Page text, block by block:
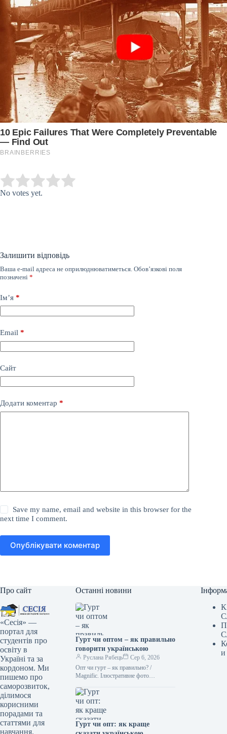
Rate this item:
No votes yet.
Залишити відповідь
Ваша e-mail адреса не оприлюднюватиметься. Обов’язкові поля
позначені *
Ім’я *
Email *
Сайт
Додати коментар *
Save my name, email and website in this browser for the
next time I comment.
Опублікувати коментар
Про сайт
«Сесія» —
портал для
студентів про
освіту в
Україні та за
кордоном. Ми
пишемо про
саморозвиток,
ділимося
корисними
порадами та
статтями для
навчання.
Останні новини
Гурт чи оптом – як правильно
говорити українською
Руслана Рябець
Сер 6, 2026
Опт чи гурт – як правильно? /
Мagnific. Ілюстративне фото
часто пропонує два цілком
прийнятні…
Гурт чи опт: як краще
и